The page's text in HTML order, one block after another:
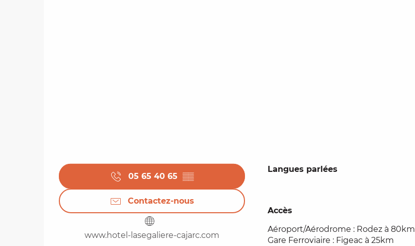
05 65 40 65 ▒▒
Contactez-nous
www.hotel-lasegaliere-cajarc.com
Langues parlées
Langues parlées
Accès
Accès
Aéroport/Aérodrome : Rodez à 80km
Gare Ferroviaire : Figeac à 25km